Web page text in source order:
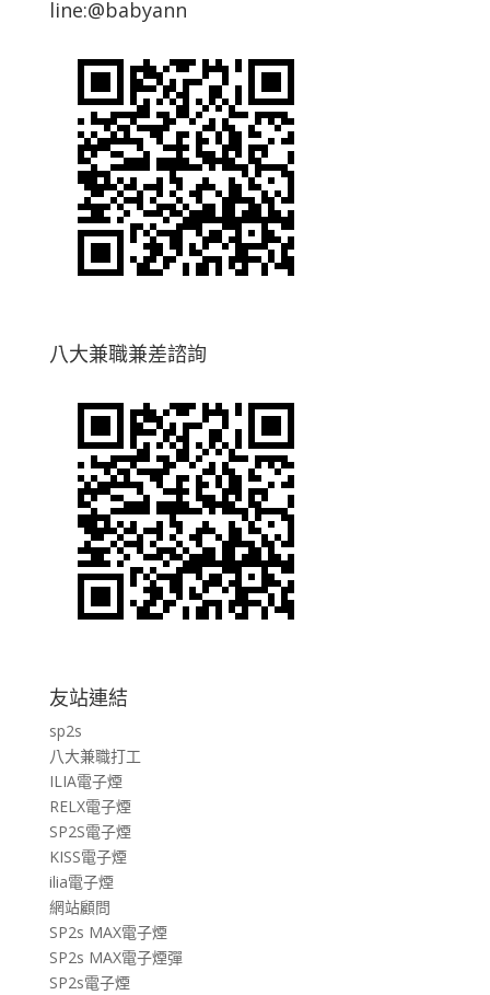
line:@babyann
八大兼職兼差諮詢
友站連結
sp2s
八大兼職打工
ILIA電子煙
RELX電子煙
SP2S電子煙
KISS電子煙
ilia電子煙
網站顧問
SP2s MAX電子煙
SP2s MAX電子煙彈
SP2s電子煙